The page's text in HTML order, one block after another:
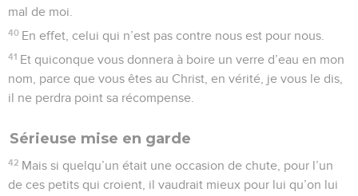
mal de moi.
40 En effet, celui qui n’est pas contre nous est pour nous.
41 Et quiconque vous donnera à boire un verre d’eau en mon
nom, parce que vous êtes au Christ, en vérité, je vous le dis,
il ne perdra point sa récompense.
Sérieuse mise en garde
42 Mais si quelqu’un était une occasion de chute, pour l’un
de ces petits qui croient, il vaudrait mieux pour lui qu’on lui